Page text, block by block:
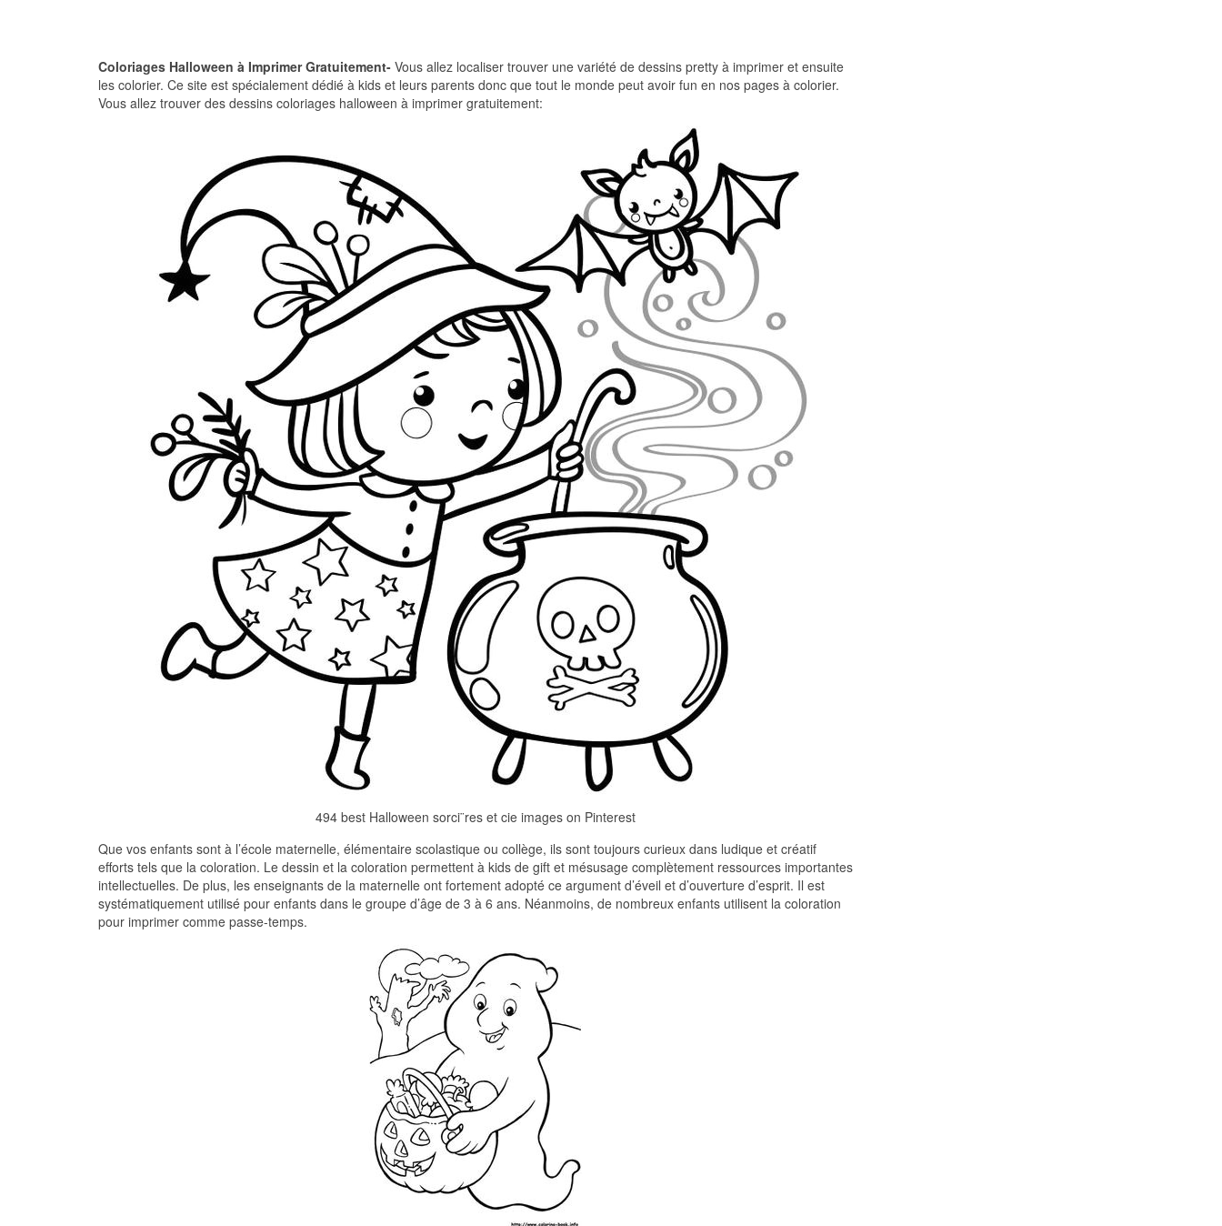
Coloriages Halloween à Imprimer Gratuitement- Vous allez localiser trouver une variété de dessins pretty à imprimer et ensuite
les colorier. Ce site est spécialement dédié à kids et leurs parents donc que tout le monde peut avoir fun en nos pages à colorier.
Vous allez trouver des dessins coloriages halloween à imprimer gratuitement:
494 best Halloween sorci¨res et cie images on Pinterest
Que vos enfants sont à l’école maternelle, élémentaire scolastique ou collège, ils sont toujours curieux dans ludique et créatif
efforts tels que la coloration. Le dessin et la coloration permettent à kids de gift et mésusage complètement ressources importantes
intellectuelles. De plus, les enseignants de la maternelle ont fortement adopté ce argument d’éveil et d’ouverture d’esprit. Il est
systématiquement utilisé pour enfants dans le groupe d’âge de 3 à 6 ans. Néanmoins, de nombreux enfants utilisent la coloration
pour imprimer comme passe-temps.